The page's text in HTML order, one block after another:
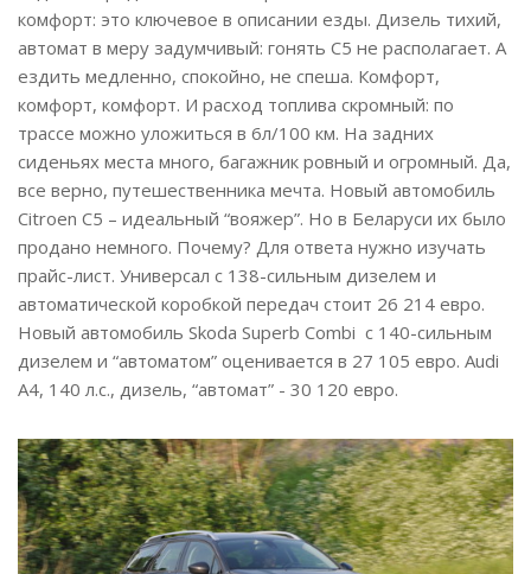
комфорт: это ключевое в описании езды. Дизель тихий,
автомат в меру задумчивый: гонять С5 не располагает. А
ездить медленно, спокойно, не спеша. Комфорт,
комфорт, комфорт. И расход топлива скромный: по
трассе можно уложиться в 6л/100 км. На задних
сиденьях места много, багажник ровный и огромный. Да,
все верно, путешественника мечта. Новый автомобиль
Citroen C5 – идеальный “вояжер”. Но в Беларуси их было
продано немного. Почему? Для ответа нужно изучать
прайс-лист. Универсал с 138-сильным дизелем и
автоматической коробкой передач стоит 26 214 евро.
Новый автомобиль Skoda Superb Combi с 140-сильным
дизелем и “автоматом” оценивается в 27 105 евро. Audi
A4, 140 л.с., дизель, “автомат” - 30 120 евро.